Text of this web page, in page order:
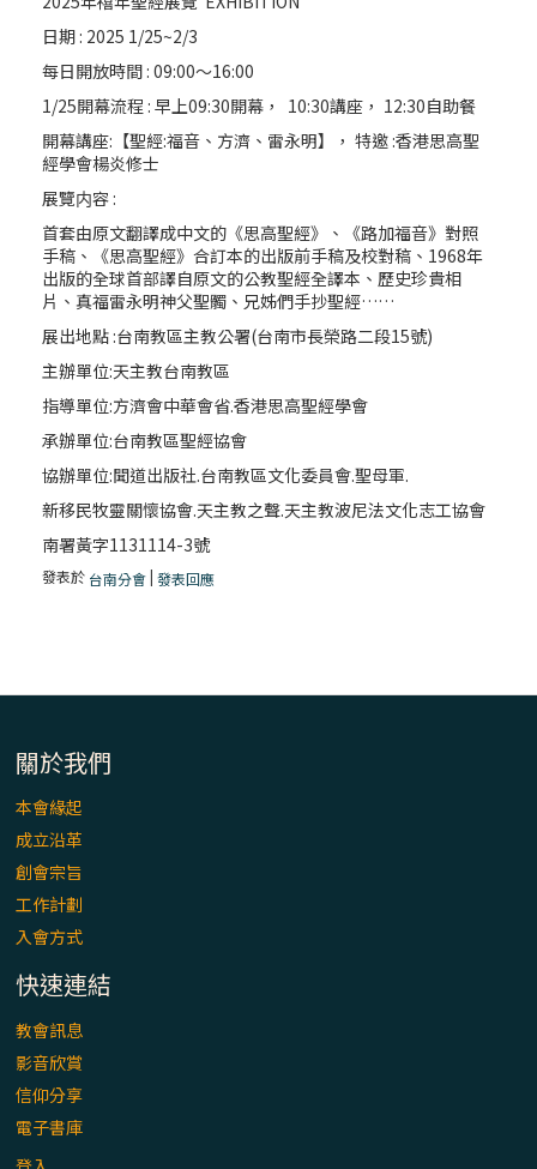
日期 : 2025 1/25~2/3
每日開放時間 : 09:00〜16:00
1/25開幕流程 : 早上09:30開幕， 10:30講座， 12:30自助餐
開幕講座:【聖經:福音、方濟、雷永明】， 特邀 :香港思高聖
經學會楊炎修士
展覽内容 :
首套由原文翻譯成中文的《思高聖經》、《路加福音》對照
手稿、《思高聖經》合訂本的出版前手稿及校對稿、1968年
出版的全球首部譯自原文的公教聖經全譯本、歷史珍貴相
片、真福雷永明神父聖髑、兄姊們手抄聖經……
展出地點 :台南教區主教公署(台南市長榮路二段15號)
主辦單位:天主教台南教區
指導單位:方濟會中華會省.香港思高聖經學會
承辦單位:台南教區聖經協會
協辦單位:聞道出版社.台南教區文化委員會.聖母軍.
新移民牧靈關懷協會.天主教之聲.天主教波尼法文化志工協會
南署黃字1131114-3號
發表於 台南分會|發表回應
關於我們
本會緣起
成立沿革
創會宗旨
工作計劃
入會方式
快速連結
教會訊息
影音欣賞
信仰分享
電子書庫